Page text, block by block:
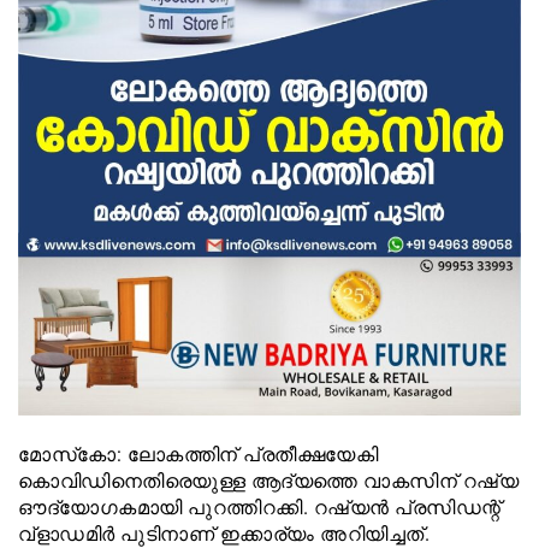
മോസ്‌കോ: ലോകത്തിന് പ്രതീക്ഷയേകി
കൊവിഡിനെതിരെയുള്ള ആദ്യത്തെ വാകസിന് റഷ്യ
ഔദ്യോഗകമായി പുറത്തിറക്കി. റഷ്യന്‍ പ്രസിഡന്റ്
വ്‌ളാഡമിര്‍ പുടിനാണ് ഇക്കാര്യം അറിയിച്ചത്.